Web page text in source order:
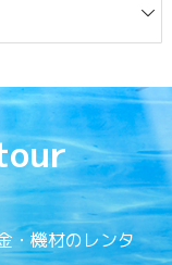
・機材のレンタ